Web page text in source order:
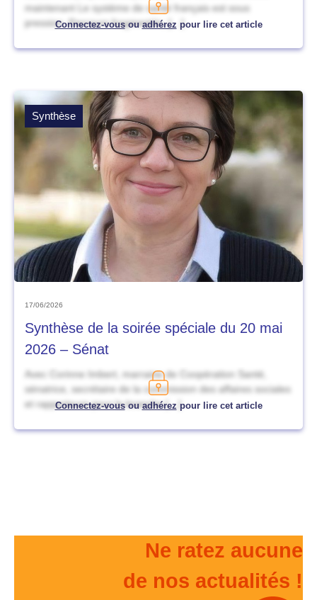
maintenant Le système de santé français est sous
pression. Parcours fragmentés, […]
Connectez-vousou adhérez pour lire cet article
Synthèse
17/06/2026
Synthèse de la soirée spéciale du 20 mai
2026 – Sénat
Avec Corinne Imbert, marraine de Coopération Santé,
sénatrice, secrétaire de la commission des affaires sociales
et rapporteure pour la branche […]
Connectez-vousou adhérez pour lire cet article
Ne ratez aucune
de nos actualités !